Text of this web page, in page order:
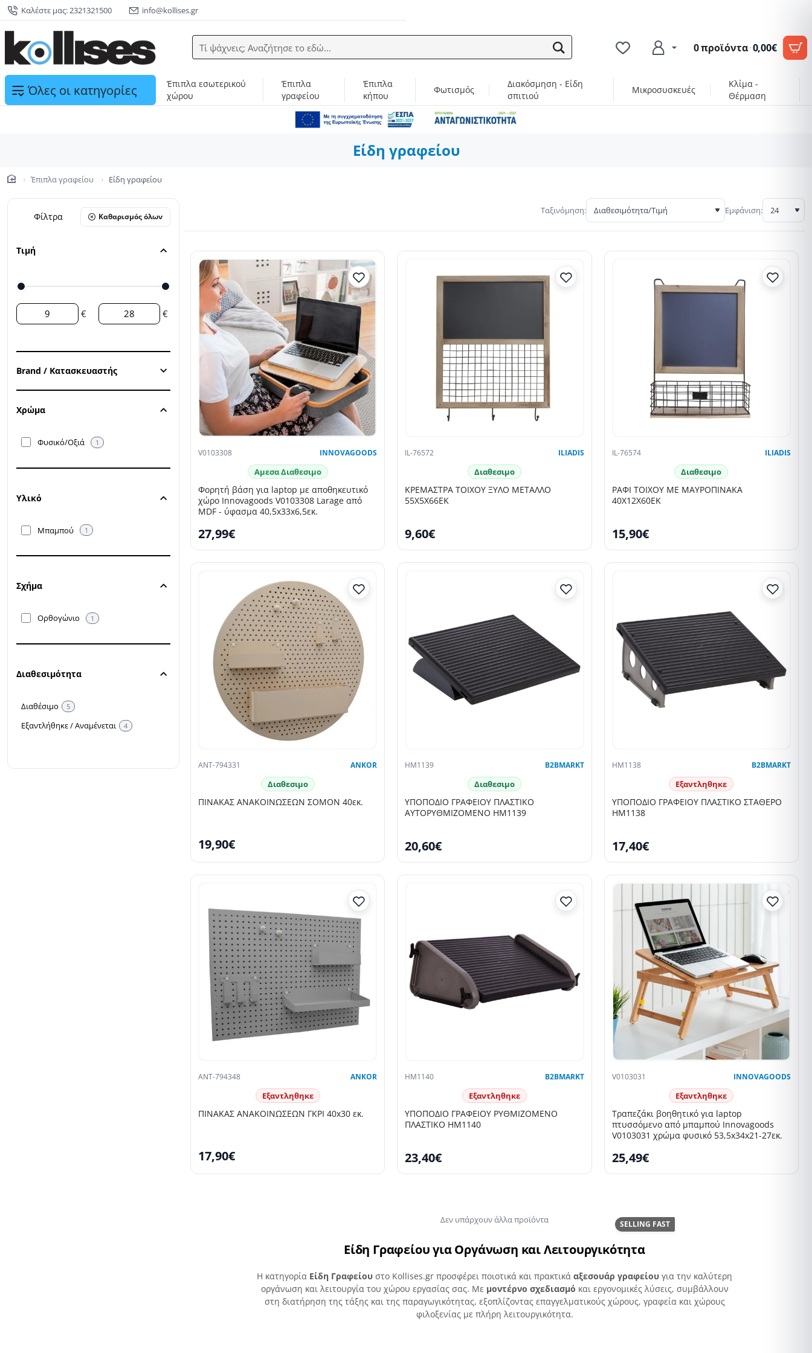
Καλέστε μας: 2321321500 info@kollises.gr
Τί ψάχνεις; Αναζήτησε το εδώ... 0 προϊόντα·0,00€
Όλες οι κατηγορίες
Έπιπλα εσωτερικού
χώρου
Έπιπλα
γραφείου
Έπιπλα
κήπου
Φωτισμός
Διακόσμηση - Είδη
σπιτιού
Μικροσυσκευές
Κλίμα -
Θέρμαση
Είδη γραφείου
Έπιπλα γραφείου Είδη γραφείου
Φίλτρα Καθαρισμός όλων
Τιμή
€ €
Brand / Κατασκευαστής
Χρώμα
Φυσικό/Oξιά 1
Υλικό
Μπαμπού 1
Σχήμα
Ορθογώνιο 1
Διαθεσιμότητα
Διαθέσιμο 5
Εξαντλήθηκε / Αναμένεται 4
Είδη Γραφείου για Οργάνωση και Λειτουργικότητα
Η κατηγορία Είδη Γραφείου στο Kollises.gr προσφέρει ποιοτικά και πρακτικά αξεσουάρ γραφείου για την καλύτερη
οργάνωση και λειτουργία του χώρου εργασίας σας. Με μοντέρνο σχεδιασμό και εργονομικές λύσεις, συμβάλλουν
στη διατήρηση της τάξης και της παραγωγικότητας, εξοπλίζοντας επαγγελματικούς χώρους, γραφεία και χώρους
φιλοξενίας με πλήρη λειτουργικότητα.
Ταξινόμηση: Εμφάνιση:
V0103308 INNOVAGOODS
Αμεσα Διαθεσιμο
Φορητή βάση για laptop με αποθηκευτικό
χώρο Innovagoods V0103308 Larage από
MDF - ύφασμα 40,5x33x6,5εκ.
27,99€
IL-76572 ILIADIS
Διαθεσιμο
ΚΡΕΜΑΣΤΡΑ ΤΟΙΧΟΥ ΞΥΛΟ ΜΕΤΑΛΛΟ
55Χ5Χ66ΕΚ
9,60€
IL-76574 ILIADIS
Διαθεσιμο
ΡΑΦΙ ΤΟΙΧΟΥ ΜΕ ΜΑΥΡΟΠΙΝΑΚΑ
40Χ12Χ60ΕΚ
15,90€
ANT-794331 ANKOR
Διαθεσιμο
ΠΙΝΑΚΑΣ ΑΝΑΚΟΙΝΩΣΕΩΝ ΣΟΜΟΝ 40εκ.
19,90€
HM1139 B2BMARKT
Διαθεσιμο
ΥΠΟΠΟΔΙΟ ΓΡΑΦΕΙΟΥ ΠΛΑΣΤΙΚΟ
ΑΥΤΟΡΥΘΜΙΖΟΜΕΝΟ HM1139
20,60€
HM1138 B2BMARKT
Εξαντληθηκε
ΥΠΟΠΟΔΙΟ ΓΡΑΦΕΙΟΥ ΠΛΑΣΤΙΚΟ ΣΤΑΘΕΡΟ
HM1138
17,40€
ANT-794348 ANKOR
Εξαντληθηκε
ΠΙΝΑΚΑΣ ΑΝΑΚΟΙΝΩΣΕΩΝ ΓΚΡΙ 40x30 εκ.
17,90€
HM1140 B2BMARKT
Εξαντληθηκε
ΥΠΟΠΟΔΙΟ ΓΡΑΦΕΙΟΥ ΡΥΘΜΙΖΟΜΕΝΟ
ΠΛΑΣΤΙΚΟ HM1140
23,40€
SELLING FAST
V0103031 INNOVAGOODS
Εξαντληθηκε
Τραπεζάκι βοηθητικό για laptop
πτυσσόμενο από μπαμπού Innovagoods
V0103031 χρώμα φυσικό 53,5x34x21-27εκ.
25,49€
Δεν υπάρχουν άλλα προϊόντα